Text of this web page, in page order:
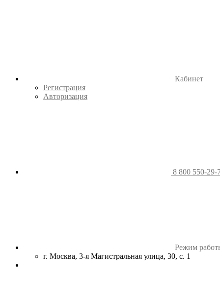
Кабинет
Регистрация
Авторизация
8 800 550-29-
Режим
г. Москва, 3-я Магистральная улица, 30, с. 1